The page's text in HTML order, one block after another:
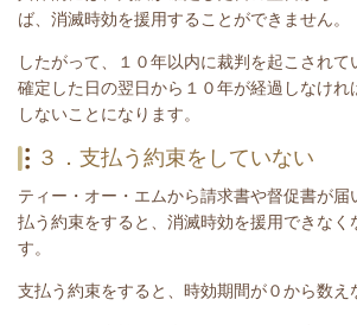
ば、消滅時効を援用することができません。
したがって、１０年以内に裁判を起こされて
確定した日の翌日から１０年が経過しなけれ
しないことになります。
３．支払う約束をしていない
ティー・オー・エムから請求書や督促書が届
払う約束をすると、消滅時効を援用できなく
す。
支払う約束をすると、時効期間が０から数え